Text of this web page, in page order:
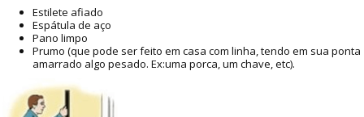
Estilete afiado
Espátula de aço
Pano limpo
Prumo (que pode ser feito em casa com linha, tendo em sua ponta
amarrado algo pesado. Ex:uma porca, um chave, etc).